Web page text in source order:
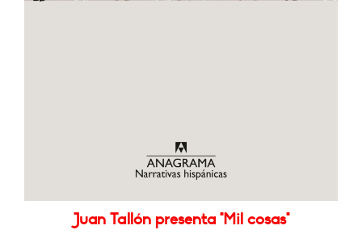
Juan Tallón presenta "Mil cosas"